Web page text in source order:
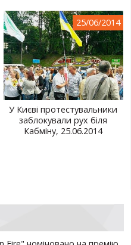
25/06/2014
У Києві протестувальники
заблокували рух біля
Кабміну, 25.06.2014